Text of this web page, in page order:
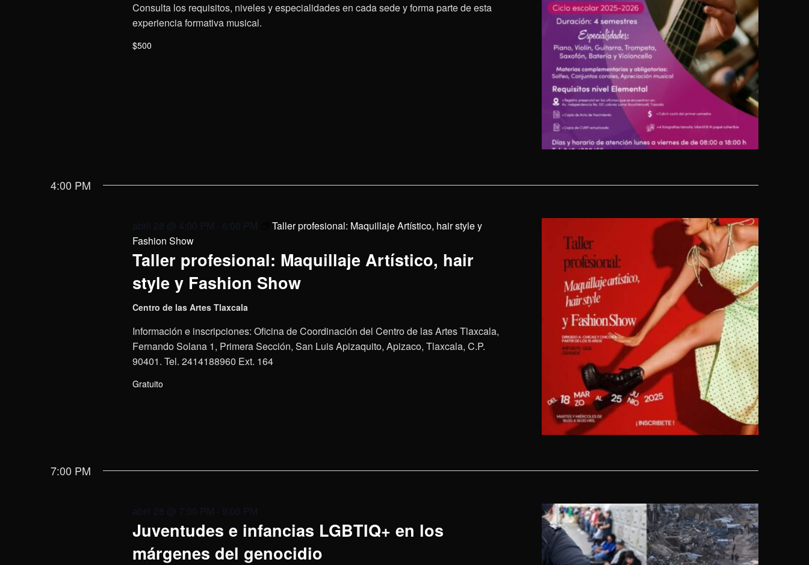
Consulta los requisitos, niveles y especialidades en cada sede y forma parte de esta
experiencia formativa musical.
$500
4:00 PM
Taller profesional: Maquillaje Artístico, hair
style y Fashion Show
abril 28 @ 4:00 PM - 6:00 PM
Taller profesional: Maquillaje Artístico, hair style y
Fashion Show
Centro de las Artes Tlaxcala
Información e inscripciones: Oficina de Coordinación del Centro de las Artes Tlaxcala,
Fernando Solana 1, Primera Sección, San Luis Apizaquito, Apizaco, Tlaxcala, C.P.
90401. Tel. 2414188960 Ext. 164
Gratuito
7:00 PM
Juventudes e infancias LGBTIQ+ en los
márgenes del genocidio
abril 28 @ 7:00 PM - 9:00 PM